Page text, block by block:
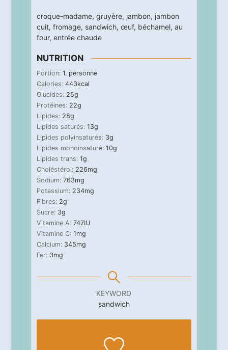
croque-madame, gruyère, jambon, jambon
cuit, fromage, sandwich, œuf, béchamel, au
four, entrée chaude
NUTRITION
Portion: 1. personne
Calories: 443kcal
Glucides: 25g
Protéines: 22g
Lipides: 28g
Lipides saturés: 13g
Lipides polyinsaturés: 3g
Lipides monoinsaturé: 10g
Lipides trans: 1g
Choléstérol: 226mg
Sodium: 763mg
Potassium: 234mg
Fibres: 2g
Sucre: 3g
Vitamine A: 747IU
Vitamine C: 1mg
Calcium: 345mg
Fer: 3mg
KEYWORD
sandwich